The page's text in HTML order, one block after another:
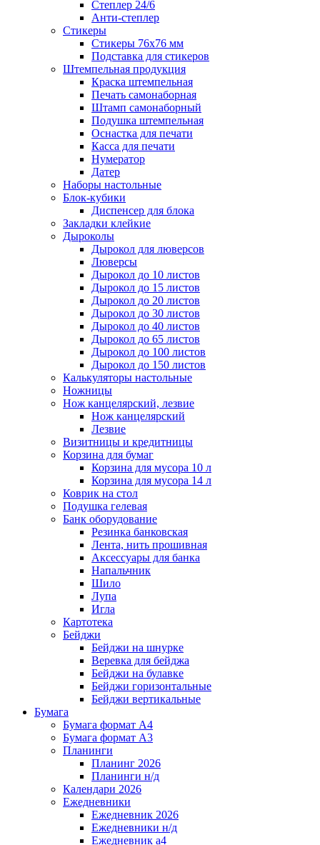
Степлер 24/6
Анти-степлер
Стикеры
Стикеры 76x76 мм
Подставка для стикеров
Штемпельная продукция
Краска штемпельная
Печать самонаборная
Штамп самонаборный
Подушка штемпельная
Оснастка для печати
Касса для печати
Нумератор
Датер
Наборы настольные
Блок-кубики
Диспенсер для блока
Закладки клейкие
Дыроколы
Дырокол для люверсов
Люверсы
Дырокол до 10 листов
Дырокол до 15 листов
Дырокол до 20 листов
Дырокол до 30 листов
Дырокол до 40 листов
Дырокол до 65 листов
Дырокол до 100 листов
Дырокол до 150 листов
Калькуляторы настольные
Ножницы
Нож канцелярский, лезвие
Нож канцелярский
Лезвие
Визитницы и кредитницы
Корзина для бумаг
Корзина для мусора 10 л
Корзина для мусора 14 л
Коврик на стол
Подушка гелевая
Банк оборудование
Резинка банковская
Лента, нить прошивная
Аксессуары для банка
Напальчник
Шило
Лупа
Игла
Картотека
Бейджи
Бейджи на шнурке
Веревка для бейджа
Бейджи на булавке
Бейджи горизонтальные
Бейджи вертикальные
Бумага
Бумага формат А4
Бумага формат А3
Планинги
Планинг 2026
Планинги н/д
Календари 2026
Ежедневники
Ежедневник 2026
Ежедневники н/д
Ежедневник а4